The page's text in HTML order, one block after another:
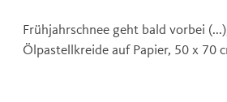
Frühjahrschnee geht bald vorbei
Ölpastellkreide auf Papier, 50 x 70